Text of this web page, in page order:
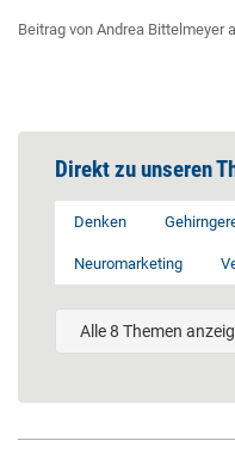
Beitrag von Andrea Bittelmeyer
Direkt zu unseren
Denken
Neuromarketing
Alle 8 Themen